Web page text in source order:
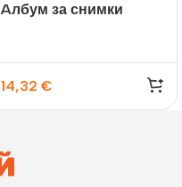
Aлбум за снимки
14,32 €